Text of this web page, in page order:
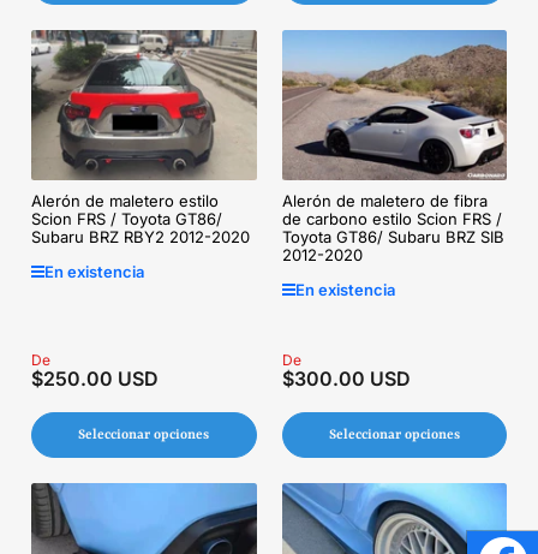
Alerón de maletero estilo
Scion FRS / Toyota GT86/
Subaru BRZ RBY2 2012-2020
En existencia
Precio
regular
De
$250.00 USD
Seleccionar opciones
Alerón de maletero de fibra
de carbono estilo Scion FRS /
Toyota GT86/ Subaru BRZ SIB
2012-2020
En existencia
Precio
regular
De
$300.00 USD
Seleccionar opciones